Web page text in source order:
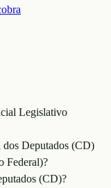
Legislativo
dos Deputados (CD)
Federal)?
(CD)?